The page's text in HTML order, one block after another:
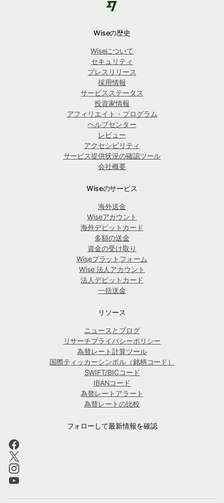
Wiseの歴史
Wiseについて
セキュリティ
プレスリリース
採用情報
サービスステータス
投資家情報
アフィリエイト・プログラム
ヘルプセンター
レビュー
アクセシビリティ
サービス提供状況の確認ツール
会社概要
Wiseのサービス
海外送金
Wiseアカウント
海外デビットカード
多額の送金
資金の受け取り
Wiseプラットフォーム
Wise 法人アカウント
法人デビットカード
一括送金
リソース
ニュースとブログ
リサーチプライバシーポリシー
為替レート計算ツール
国際ティッカーシンボル（銘柄コード）
SWIFT/BICコード
IBANコード
為替レートアラート
為替レートの比較
フォローして最新情報を確認